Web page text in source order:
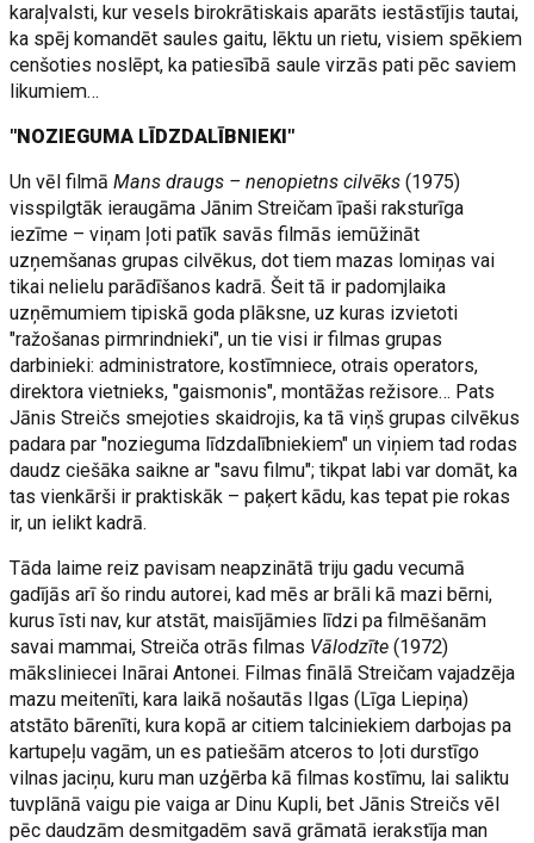
karaļvalsti, kur vesels birokrātiskais aparāts iestāstījis tautai,
ka spēj komandēt saules gaitu, lēktu un rietu, visiem spēkiem
cenšoties noslēpt, ka patiesībā saule virzās pati pēc saviem
likumiem…
"NOZIEGUMA LĪDZDALĪBNIEKI"
Un vēl filmāMans draugs – nenopietns cilvēks(1975)
visspilgtāk ieraugāma Jānim Streičam īpaši raksturīga
iezīme – viņam ļoti patīk savās filmās iemūžināt
uzņemšanas grupas cilvēkus, dot tiem mazas lomiņas vai
tikai nelielu parādīšanos kadrā. Šeit tā ir padomjlaika
uzņēmumiem tipiskā goda plāksne, uz kuras izvietoti
"ražošanas pirmrindnieki", un tie visi ir filmas grupas
darbinieki: administratore, kostīmniece, otrais operators,
direktora vietnieks, "gaismonis", montāžas režisore… Pats
Jānis Streičs smejoties skaidrojis, ka tā viņš grupas cilvēkus
padara par "nozieguma līdzdalībniekiem" un viņiem tad rodas
daudz ciešāka saikne ar "savu filmu"; tikpat labi var domāt, ka
tas vienkārši ir praktiskāk – paķert kādu, kas tepat pie rokas
ir, un ielikt kadrā.
Tāda laime reiz pavisam neapzinātā triju gadu vecumā
gadījās arī šo rindu autorei, kad mēs ar brāli kā mazi bērni,
kurus īsti nav, kur atstāt, maisījāmies līdzi pa filmēšanām
savai mammai, Streiča otrās filmas Vālodzīte(1972)
māksliniecei Inārai Antonei. Filmas finālā Streičam vajadzēja
mazu meitenīti, kara laikā nošautās Ilgas (Līga Liepiņa)
atstāto bārenīti, kura kopā ar citiem talciniekiem darbojas pa
kartupeļu vagām, un es patiešām atceros to ļoti durstīgo
vilnas jaciņu, kuru man uzģērba kā filmas kostīmu, lai saliktu
tuvplānā vaigu pie vaiga ar Dinu Kupli, bet Jānis Streičs vēl
pēc daudzām desmitgadēm savā grāmatā ierakstīja man